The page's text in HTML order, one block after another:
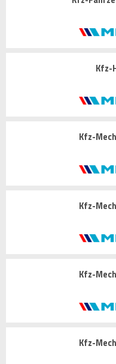
Kfz-
Kfz-
Kfz-
Kfz-
Kfz-